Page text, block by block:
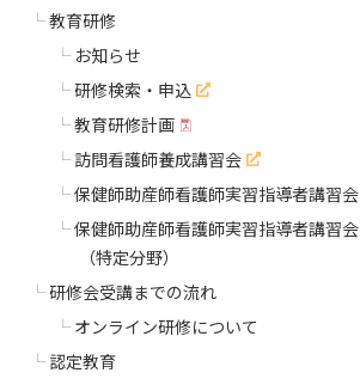
教育研修
お知らせ
研修検索・申込
教育研修計画
訪問看護師養成講習会
保健師助産師看護師実習指導者講習会
保健師助産師看護師実習指導者講習会
（特定分野）
研修会受講までの流れ
オンライン研修について
認定教育